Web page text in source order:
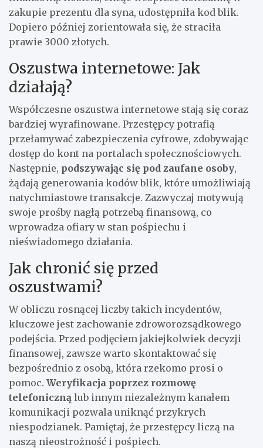
zakupie prezentu dla syna, udostępniła kod blik.
Dopiero później zorientowała się, że straciła
prawie 3000 złotych.
Oszustwa internetowe: Jak
działają?
Współczesne oszustwa internetowe stają się coraz
bardziej wyrafinowane. Przestępcy potrafią
przełamywać zabezpieczenia cyfrowe, zdobywając
dostęp do kont na portalach społecznościowych.
Następnie, podszywając się pod zaufane osoby,
żądają generowania kodów blik, które umożliwiają
natychmiastowe transakcje. Zazwyczaj motywują
swoje prośby nagłą potrzebą finansową, co
wprowadza ofiary w stan pośpiechu i
nieświadomego działania.
Jak chronić się przed
oszustwami?
W obliczu rosnącej liczby takich incydentów,
kluczowe jest zachowanie zdroworozsądkowego
podejścia. Przed podjęciem jakiejkolwiek decyzji
finansowej, zawsze warto skontaktować się
bezpośrednio z osobą, która rzekomo prosi o
pomoc. Weryfikacja poprzez rozmowę
telefoniczną lub innym niezależnym kanałem
komunikacji pozwala uniknąć przykrych
niespodzianek. Pamiętaj, że przestępcy liczą na
naszą nieostrożność i pośpiech.